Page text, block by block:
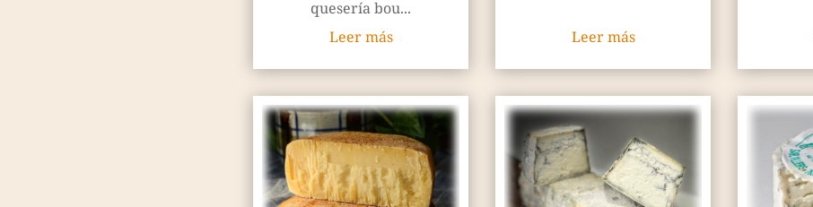
quesería bou...
Leer más
Leer más